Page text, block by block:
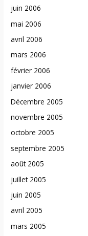
juin 2006
mai 2006
avril 2006
mars 2006
février 2006
janvier 2006
Décembre 2005
novembre 2005
octobre 2005
septembre 2005
août 2005
juillet 2005
juin 2005
avril 2005
mars 2005